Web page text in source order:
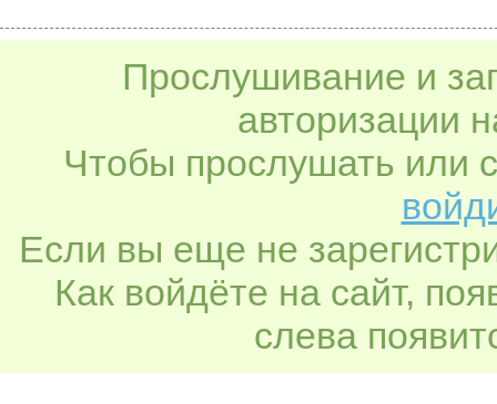
Прослушивание и
авторизации
Чтобы прослушать или
Если вы еще не
Как войдёте на сайт,
слева